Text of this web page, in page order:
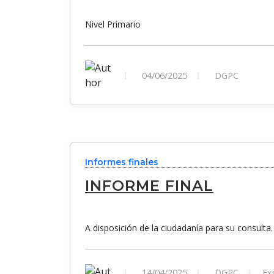
Nivel Primario
04/06/2025 DGPC
Informes finales
INFORME FINAL
A disposición de la ciudadanía para su consulta.